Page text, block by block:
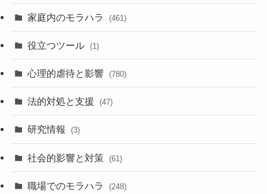
家庭内のモラハラ (461)
役立つツール (1)
心理的虐待と影響 (780)
法的対処と支援 (47)
研究情報 (3)
社会的影響と対策 (61)
職場でのモラハラ (248)